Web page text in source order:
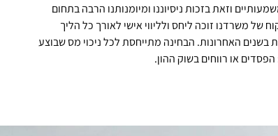
וזאת בזכות ניסיוננו ומיומנותנו הרבה בתחום
של משרדנו זוכה ליחס ולליווי אישי לאורך כל הליך
האחרונות. הבחינה מתייחסת לכל ניכוי מס שבוצע
או רווחים בשוק ההון.